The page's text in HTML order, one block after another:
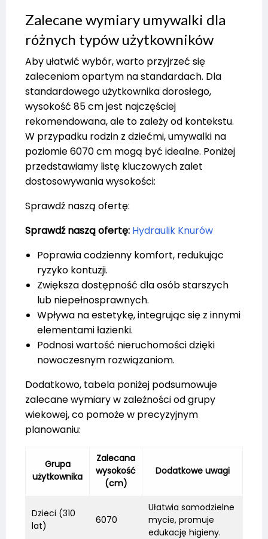
Zalecane wymiary umywalki dla
różnych typów użytkowników
Aby ułatwić wybór, warto przyjrzeć się
zaleceniom opartym na standardach. Dla
standardowego użytkownika dorosłego,
wysokość 85 cm jest najczęściej
rekomendowana, ale to zależy od kontekstu.
W przypadku rodzin z dziećmi, umywalki na
poziomie 6070 cm mogą być idealne. Poniżej
przedstawiamy listę kluczowych zalet
dostosowywania wysokości:
Sprawdź naszą ofertę:
Sprawdź naszą ofertę: Hydraulik Knurów
Poprawia codzienny komfort, redukując
ryzyko kontuzji.
Zwiększa dostępność dla osób starszych
lub niepełnosprawnych.
Wpływa na estetykę, integrując się z innymi
elementami łazienki.
Podnosi wartość nieruchomości dzięki
nowoczesnym rozwiązaniom.
Dodatkowo, tabela poniżej podsumowuje
zalecane wymiary w zależności od grupy
wiekowej, co pomoże w precyzyjnym
planowaniu:
Grupa
użytkownika
Zalecana
wysokość
(cm)
Dodatkowe uwagi
Dzieci (310
lat)
6070
Ułatwia samodzielne
mycie, promuje
edukację higieny.